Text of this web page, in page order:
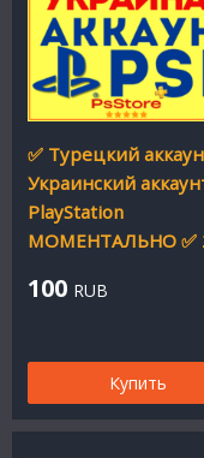
✅ Турецкий
Украинский
PlayStation
МОМЕНТАЛЬНО ✅
100 RUB
Купить